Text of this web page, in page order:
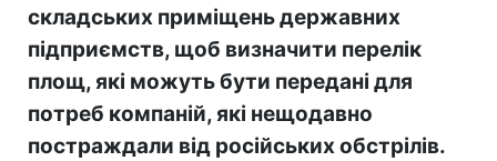
складських приміщень державних
підприємств, щоб визначити перелік
площ, які можуть бути передані для
потреб компаній, які нещодавно
постраждали від російських обстрілів.